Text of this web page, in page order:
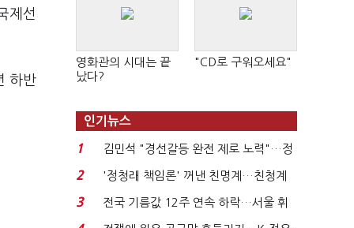
제선
하반
영화관의 시대는 끝
났다?
"CD로 구워오세요"
인기뉴스
1
김민석 "경선갈등 완전 제로 노력"…정
청래 "반명 공세 사...
2
'정청래 책임론' 꺼낸 친명계…친청계
는 추가투표 때리기...
3
전국 기름값 12주 연속 하락…서울 휘
발윳값 1909원...